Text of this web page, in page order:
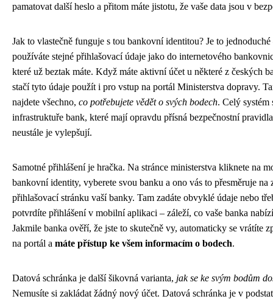
pamatovat další heslo a přitom máte jistotu, že vaše data jsou v
Jak to vlastečně funguje s tou bankovní identitou? Je to jednoduché
používáte stejné přihlašovací údaje jako do internetového
které už beztak máte. Když máte aktivní účet u některé z českých
stačí tyto údaje použít i pro vstup na portál Ministerstva dopravy.
najdete všechno, co potřebujete vědět o svých bodech. Celý systém
infrastruktuře bank, které mají opravdu přísná bezpečnostní
neustále je vylepšují.
Samotné přihlášení je hračka. Na stránce ministerstva kliknete na
bankovní identity, vyberete svou banku a ono vás to přesměruje na
přihlašovací stránku vaší banky. Tam zadáte obvyklé údaje nebo
potvrdíte přihlášení v mobilní aplikaci – záleží, co vaše banka
Jakmile banka ověří, že jste to skutečně vy, automaticky se vrátíte
na portál a máte přístup ke všem informacím o bodech.
Datová schránka je další šikovná varianta, jak se ke svým bodům
Nemusíte si zakládat žádný nový účet. Datová schránka je v